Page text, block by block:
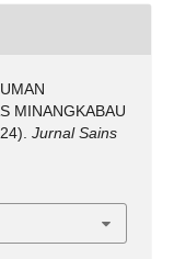
MINANGKABAU
Jurnal Sains